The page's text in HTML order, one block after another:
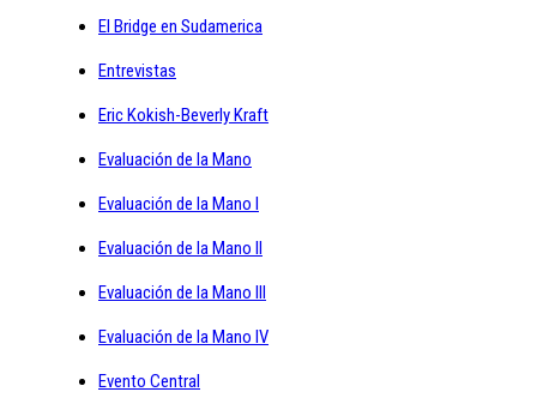
El Bridge en Sudamerica
Entrevistas
Eric Kokish-Beverly Kraft
Evaluación de la Mano
Evaluación de la Mano I
Evaluación de la Mano II
Evaluación de la Mano III
Evaluación de la Mano IV
Evento Central